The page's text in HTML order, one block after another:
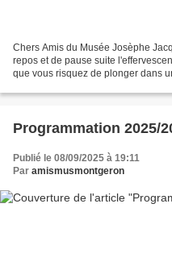
Chers Amis du Musée Josèphe
repos et de pause suite
que vous risquez de plonger dans
Programmation 2025/
Publié le 08/09/2025 à 19:11
Par amismusmontgeron